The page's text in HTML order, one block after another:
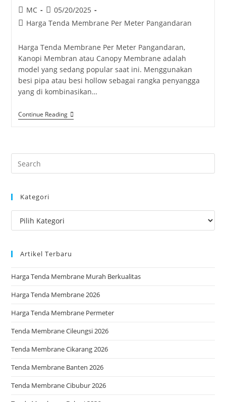
Post
author:
MC
Post
published:
05/20/2025
PostHarga Tenda Membrane Per Meter Pangandaran
Harga Tenda Membrane Per Meter Pangandaran,
Kanopi Membran atau Canopy Membrane adalah
model yang sedang popular saat ini. Menggunakan
besi pipa atau besi hollow sebagai rangka penyangga
yang di kombinasikan…
Continue ReadingHarga
Tenda
Pangandaran
the
Kategori
Kategori
Artikel Terbaru
Harga Tenda Membrane Murah Berkualitas
Harga Tenda Membrane 2026
Harga Tenda Membrane Permeter
Tenda Membrane Cileungsi 2026
Tenda Membrane Cikarang 2026
Tenda Membrane Banten 2026
Tenda Membrane Cibubur 2026